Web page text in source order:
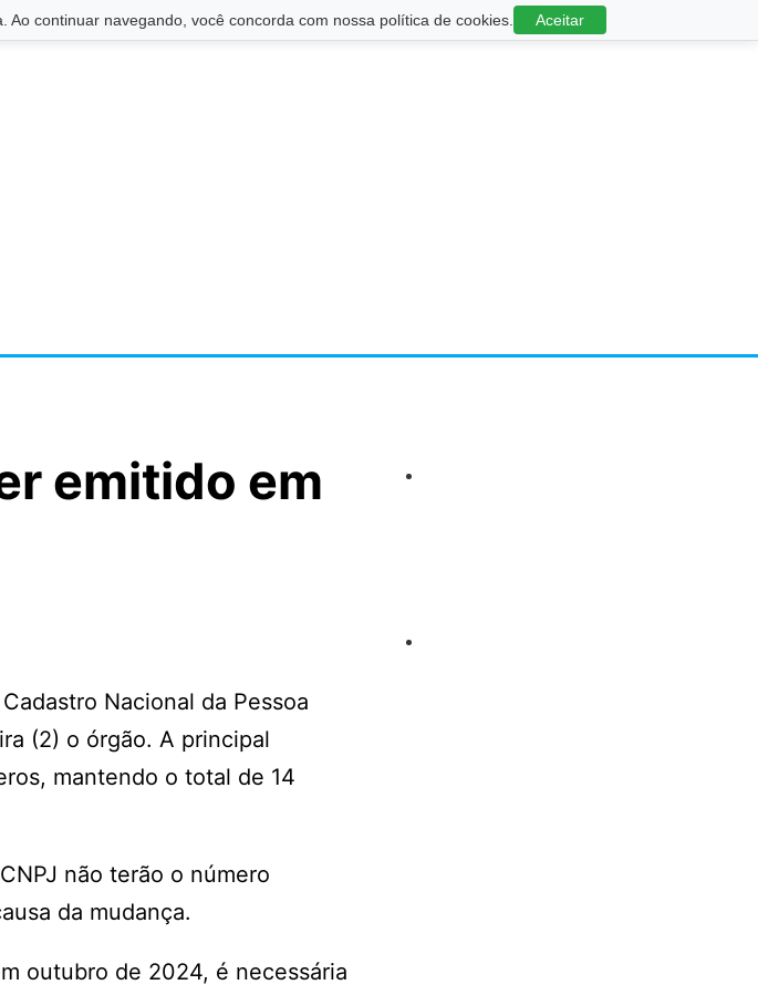
continuar navegando, você concorda com nossa política de cookies. Aceitar
emitido em
Nacional da Pessoa
(2) o órgão. A principal
mantendo o total de 14
não terão o número
da mudança.
outubro de 2024, é necessária